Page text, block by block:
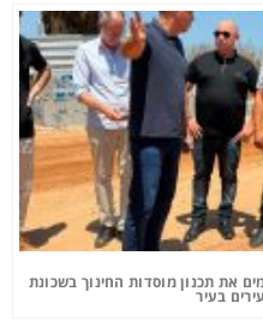
את תכנון מוסדות החינוך בשכונת
בעיר